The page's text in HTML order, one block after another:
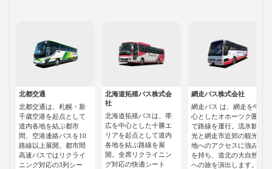
北都交通
北都交通は、札幌・新
千歳空港を起点として
道内各地を結ぶ都市
間、空港連絡バスを10
路線以上展開。都市間
高速バスではリクライ
ニング対応の3列シー
北海道拓殖バス株式会
社
北海道拓殖バスは、帯
広を中心とした十勝エ
リアを起点として道内
各地を結ぶ路線を展
開。全席リクライニン
グ対応の快適シート
網走バス株式会社
網走バス は、網走を中
心としたオホーツク圏
で路線を運行。流氷観
光と網走市近郊の観光
地へのアクセスに強み
を持ち、道北の大自然
への旅を演出します。